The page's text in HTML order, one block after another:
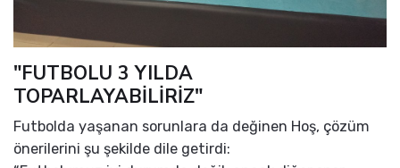
"FUTBOLU 3 YILDA
TOPARLAYABİLİRİZ"
Futbolda yaşanan sorunlara da değinen Hoş, çözüm
önerilerini şu şekilde dile getirdi: